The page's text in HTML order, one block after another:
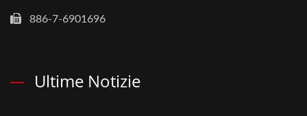
886-7-6901696
Ultime Notizie